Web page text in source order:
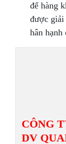
để hàng
được giải
hân hạnh
CÔNG
DV